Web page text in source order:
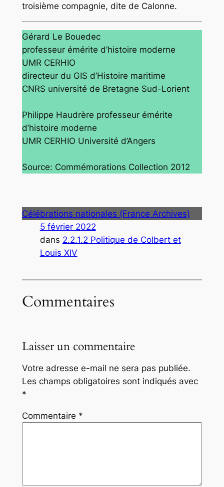
troisième compagnie, dite de Calonne.
Gérard Le Bouedec
professeur émérite d’histoire moderne
UMR CERHIO
directeur du GIS d’Histoire maritime
CNRS université de Bretagne Sud-Lorient
Philippe Haudrère professeur émérite
d’histoire moderne
UMR CERHIO Université d’Angers
Source: Commémorations Collection 2012
Célébrations nationales (France Archives)
5 février 2022
dans 2.2.1.2 Politique de Colbert et
Louis XIV
Commentaires
Laisser un commentaire
Votre adresse e-mail ne sera pas publiée.
Les champs obligatoires sont indiqués avec
*
Commentaire *